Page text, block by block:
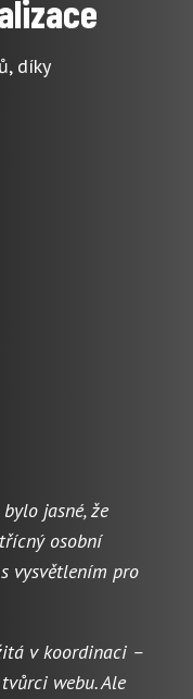
díky
jasné, že
osobní
vysvětlením pro
v koordinaci –
webu. Ale